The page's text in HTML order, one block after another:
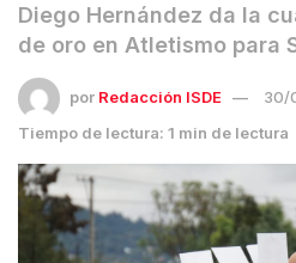
Diego Hernández da la
de oro en Atletismo para
por Redacción ISDE
30/
Tiempo de lectura: 1 min de lectura